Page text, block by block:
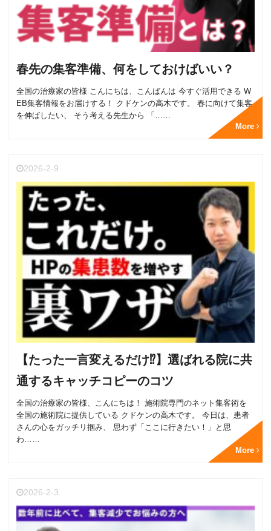
春先の集客準備、何をしておけばいい？
全国の治療家の皆様 こんにちは、こんばんは 今すぐ活用できる W
EB集客情報をお届けする！ クドケンの高木です。 春に向けて集客
を伸ばしたい、 そう考える先生から 「……
More
2026-2-9
【たった一言変えるだけ⁉】選ばれる院に共
通するキャッチコピーのコツ
全国の治療家の皆様、こんにちは！ 施術院専門のネット集客術を
全国の施術院に提供している クドケンの高木です。 今日は、患者
さんの心をガッチリ掴み、 思わず「ここに行きたい！」と思
わ……
More
2026-2-3